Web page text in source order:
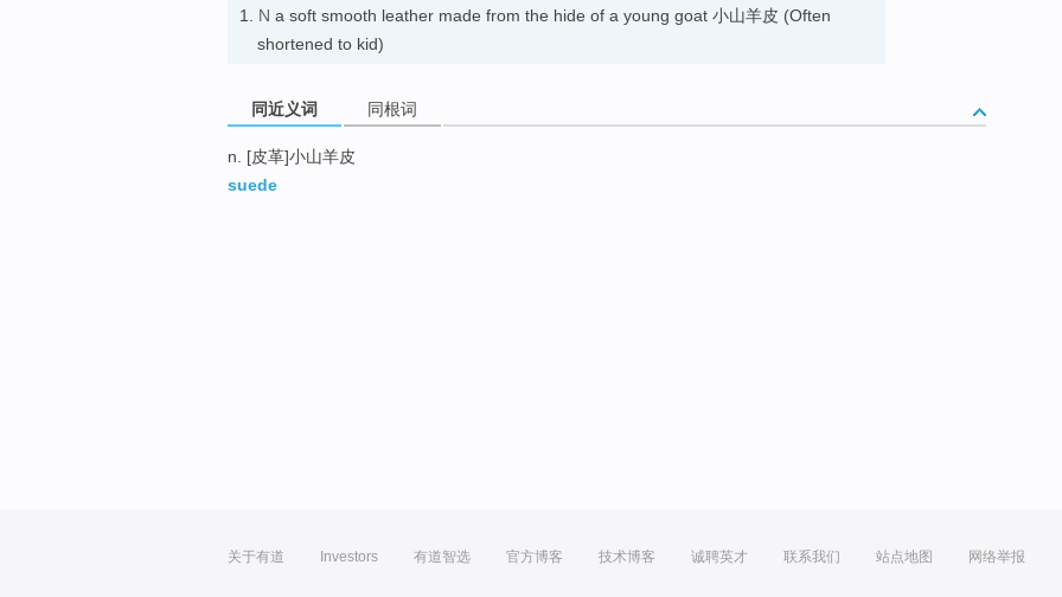
1. N a soft smooth leather made from the hide of a young goat 小山羊皮 (Often
shortened to kid)
同近义词 同根词
n. [皮革]小山羊皮
suede
关于有道 Investors 有道智选 官方博客 技术博客 诚聘英才 联系我们 站点地图 网络举报